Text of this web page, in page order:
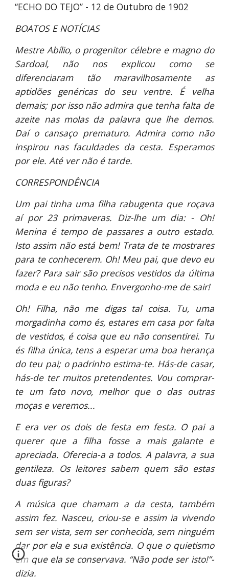
“ECHO DO TEJO” - 12 de Outubro de 1902
BOATOS E NOTÍCIAS
Mestre Abílio, o progenitor célebre e magno do
Sardoal, não nos explicou como se
diferenciaram tão maravilhosamente as
aptidões genéricas do seu ventre. É velha
demais; por isso não admira que tenha falta de
azeite nas molas da palavra que lhe demos.
Daí o cansaço prematuro. Admira como não
inspirou nas faculdades da cesta. Esperamos
por ele. Até ver não é tarde.
CORRESPONDÊNCIA
Um pai tinha uma filha rabugenta que roçava
aí por 23 primaveras. Diz-lhe um dia: - Oh!
Menina é tempo de passares a outro estado.
Isto assim não está bem! Trata de te mostrares
para te conhecerem. Oh! Meu pai, que devo eu
fazer? Para sair são precisos vestidos da última
moda e eu não tenho. Envergonho-me de sair!
Oh! Filha, não me digas tal coisa. Tu, uma
morgadinha como és, estares em casa por falta
de vestidos, é coisa que eu não consentirei. Tu
és filha única, tens a esperar uma boa herança
do teu pai; o padrinho estima-te. Hás-de casar,
hás-de ter muitos pretendentes. Vou comprar-
te um fato novo, melhor que o das outras
moças e veremos...
E era ver os dois de festa em festa. O pai a
querer que a filha fosse a mais galante e
apreciada. Oferecia-a a todos. A palavra, a sua
gentileza. Os leitores sabem quem são estas
duas figuras?
A música que chamam a da cesta, também
assim fez. Nasceu, criou-se e assim ia vivendo
sem ser vista, sem ser conhecida, sem ninguém
dar por ela e sua existência. O que o quietismo
em que ela se conservava. “Não pode ser isto!”-
dizia.